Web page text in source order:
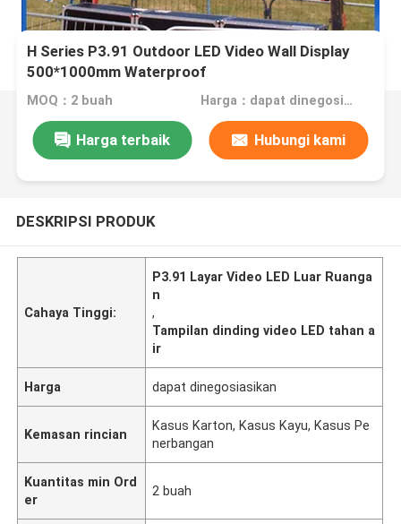
H Series P3.91 Outdoor LED Video Wall Display
500*1000mm Waterproof
MOQ：2 buah Harga：dapat dinegosiasikan
Harga terbaik Hubungi kami
DESKRIPSI PRODUK
Cahaya Tinggi:
P3.91 Layar Video LED Luar Ruanga
n
,
Tampilan dinding video LED tahan a
ir
Harga dapat dinegosiasikan
Kemasan rincian
Kasus Karton, Kasus Kayu, Kasus Pe
nerbangan
Kuantitas min Ord
er
2 buah